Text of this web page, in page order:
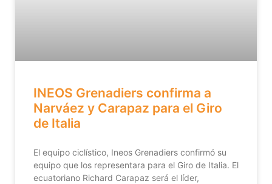
INEOS Grenadiers confirma a
Narváez y Carapaz para el Giro
de Italia
El equipo ciclístico, Ineos Grenadiers confirmó su
equipo que los representara para el Giro de Italia. El
ecuatoriano Richard Carapaz será el líder,